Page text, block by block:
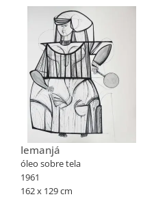
Iemanjá
óleo sobre tela
1961
162 x 129 cm